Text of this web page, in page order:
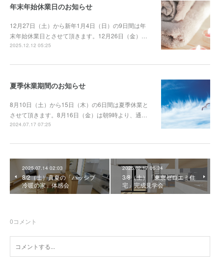
年末年始休業日のお知らせ
12月27日（土）から新年1月4日（日）の9日間は年
末年始休業日とさせて頂きます。12月26日（金）…
2025.12.12 05:25
夏季休業期間のお知らせ
8月10日（土）から15日（木）の6日間は夏季休業と
させて頂きます。8月16日（金）は朝9時より、通…
2024.07.17 07:25
2025.07.14 02:03
8/2（土）真夏の「パッシブ
冷暖の家」体感会
2025.02.17 06:34
3/8（土）「東京ゼロエミ住
宅」完成見学会
0コメント